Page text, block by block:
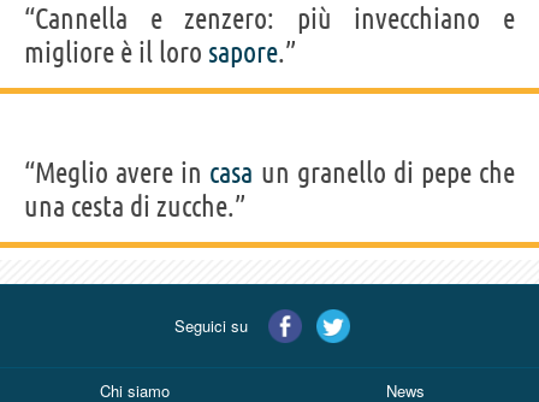
“Cannella e zenzero: più invecchiano e
migliore è il loro sapore.”
“Meglio avere in casa un granello di pepe che
una cesta di zucche.”
Seguici su
Chi siamo News